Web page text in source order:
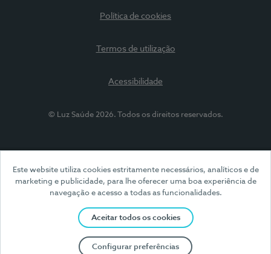
Este website utiliza cookies estritamente necessários, analíticos e de
marketing e publicidade, para lhe oferecer uma boa experiência de
navegação e acesso a todas as funcionalidades.
Aceitar todos os cookies
Configurar preferências
Política de cookies
Termos de utilização
Acessibilidade
© Luz Saúde 2026. Todos os direitos reservados.